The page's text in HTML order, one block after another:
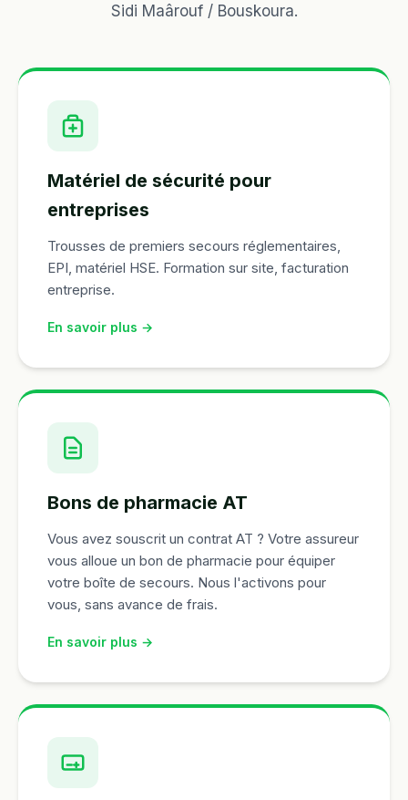
Sidi Maârouf / Bouskoura.
Matériel de sécurité pour
entreprises
Trousses de premiers secours réglementaires,
EPI, matériel HSE. Formation sur site, facturation
entreprise.
En savoir plus →
Bons de pharmacie AT
Vous avez souscrit un contrat AT ? Votre assureur
vous alloue un bon de pharmacie pour équiper
votre boîte de secours. Nous l'activons pour
vous, sans avance de frais.
En savoir plus →